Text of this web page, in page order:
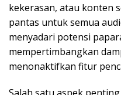
kekerasan, atau konten
pantas untuk semua
menyadari potensi
mempertimbangkan
menonaktifkan fitur